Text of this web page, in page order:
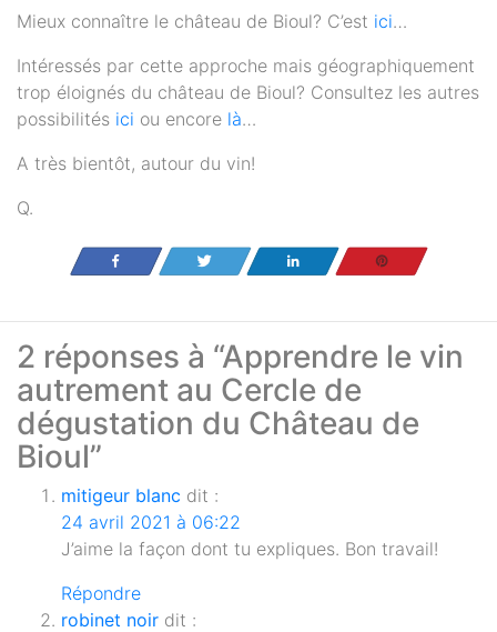
Mieux connaître le château de Bioul? C’est ici…
Intéressés par cette approche mais géographiquement
trop éloignés du château de Bioul? Consultez les autres
possibilités ici ou encore là…
A très bientôt, autour du vin!
Q.
Partagez Tweetez Partagez Enregistrer
2 réponses à “Apprendre le vin
autrement au Cercle de
dégustation du Château de
Bioul”
mitigeur blanc dit :
24 avril 2021 à 06:22
J’aime la façon dont tu expliques. Bon travail!
Répondre
robinet noir dit :